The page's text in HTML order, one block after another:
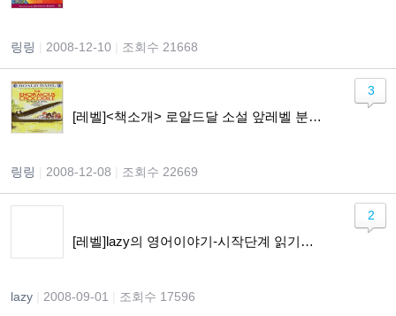
링링 2008-12-10 조회수 21668
[레벨]<책소개> 로알드달 소설 앞레벨 분석.. ^_^
링링 2008-12-08 조회수 22669
3
[레벨]lazy의 영어이야기-시작단계 읽기책 Zigzag 시리즈...
lazy 2008-09-01 조회수 17596
2